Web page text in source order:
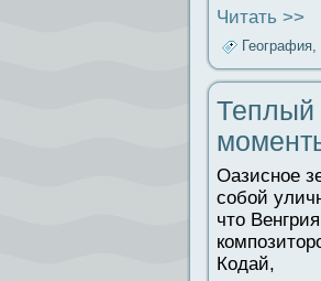
Читать >>
География,
Теплый
Оазисное
собой
что
Кодай,